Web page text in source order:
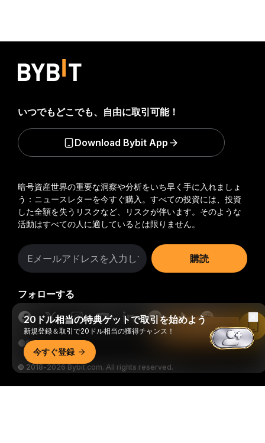
暗号資産世界の重要な洞察や分析をいち早く手に入れましょ
う：ニュースレターを今すぐ購入。 すべての投資には、投資
した全額を失うリスクなど、リスクが伴います。そのような
活動はすべての人に適しているとは限りません。
購読
フォローする
© 2018-2026 Bybit.com. All rights reserved.
いつでもどこでも、自由に取引可能！
Download Bybit App
20ドル相当の特典ゲットで取引を始めよう
新規登録＆取引で20ドル相当の獲得チャンス！
今すぐ登録
Bybitアプリで読む